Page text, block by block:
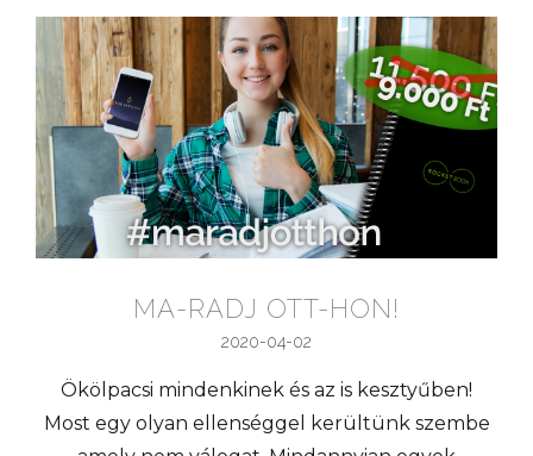
MA-RADJ OTT-HON!
2020-04-02
Ökölpacsi mindenkinek és az is kesztyűben!
Most egy olyan ellenséggel kerültünk szembe